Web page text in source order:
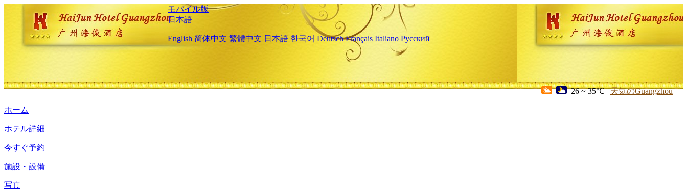
モバイル版
日本語
English 简体中文 繁體中文 日本語 한국어 Deutsch Français Italiano Русский
26 ~ 35℃ 天気のGuangzhou
ホーム
ホテル詳細
今すぐ予約
施設・設備
写真